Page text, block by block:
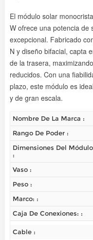
El módulo solar
W ofrece una potencia de
excepcional. Fabricado
N y diseño bifacial, capta
de la trasera,
reducidos. Con una
plazo, este módulo es
y de gran escala.
Nombre De La Marca :
Rango De Poder :
Dimensiones Del Módulo
:
Vaso :
Peso :
Marco: :
Caja De Conexiones: :
Cable :